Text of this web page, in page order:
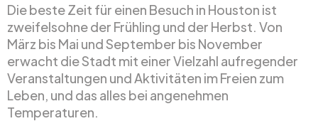
Die beste Zeit für einen Besuch in Houston ist
zweifelsohne der Frühling und der Herbst. Von
März bis Mai und September bis November
erwacht die Stadt mit einer Vielzahl aufregender
Veranstaltungen und Aktivitäten im Freien zum
Leben, und das alles bei angenehmen
Temperaturen.